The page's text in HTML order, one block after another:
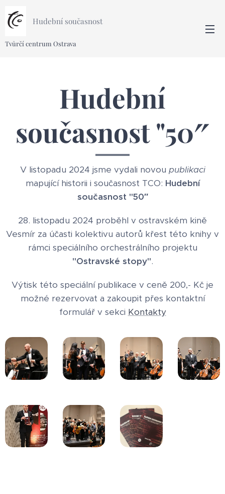
Hudební současnost
Tvůrčí centrum Ostrava
Hudební
současnost "50″
V listopadu 2024 jsme vydali novou publikaci
mapující historii i současnost TCO: Hudební
současnost "50″
28. listopadu 2024 proběhl v ostravském kině
Vesmír za účasti kolektivu autorů křest této knihy v
rámci speciálního orchestrálního projektu
"Ostravské stopy".
Výtisk této speciální publikace v ceně 200,- Kč je
možné rezervovat a zakoupit přes kontaktní
formulář v sekci Kontakty